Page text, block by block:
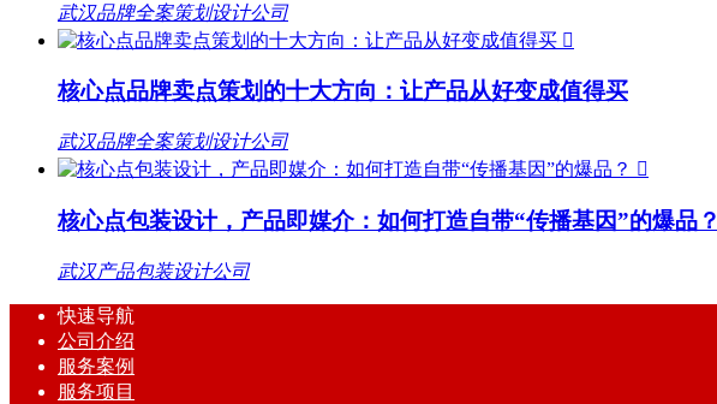
武汉品牌全案策划设计公司

核心点品牌卖点策划的十大方向：让产品从好变成值得买
武汉品牌全案策划设计公司

核心点包装设计，产品即媒介：如何打造自带“传播基因”的爆品？
武汉产品包装设计公司
快速导航
公司介绍
服务案例
服务项目